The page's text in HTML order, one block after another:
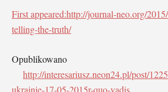
First appeared:http://journal-neo.org/
telling-the-truth/
http://interesariusz.neon24.pl/post/